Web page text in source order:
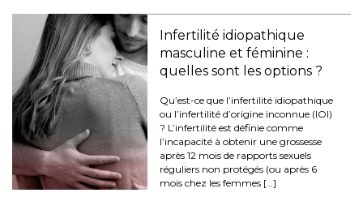
Infertilité idiopathique
masculine et féminine :
quelles sont les options ?
Qu’est-ce que l’infertilité idiopathique
ou l’infertilité d’origine inconnue (IOI)
? L’infertilité est définie comme
l’incapacité à obtenir une grossesse
après 12 mois de rapports sexuels
réguliers non protégés (ou après 6
mois chez les femmes […]